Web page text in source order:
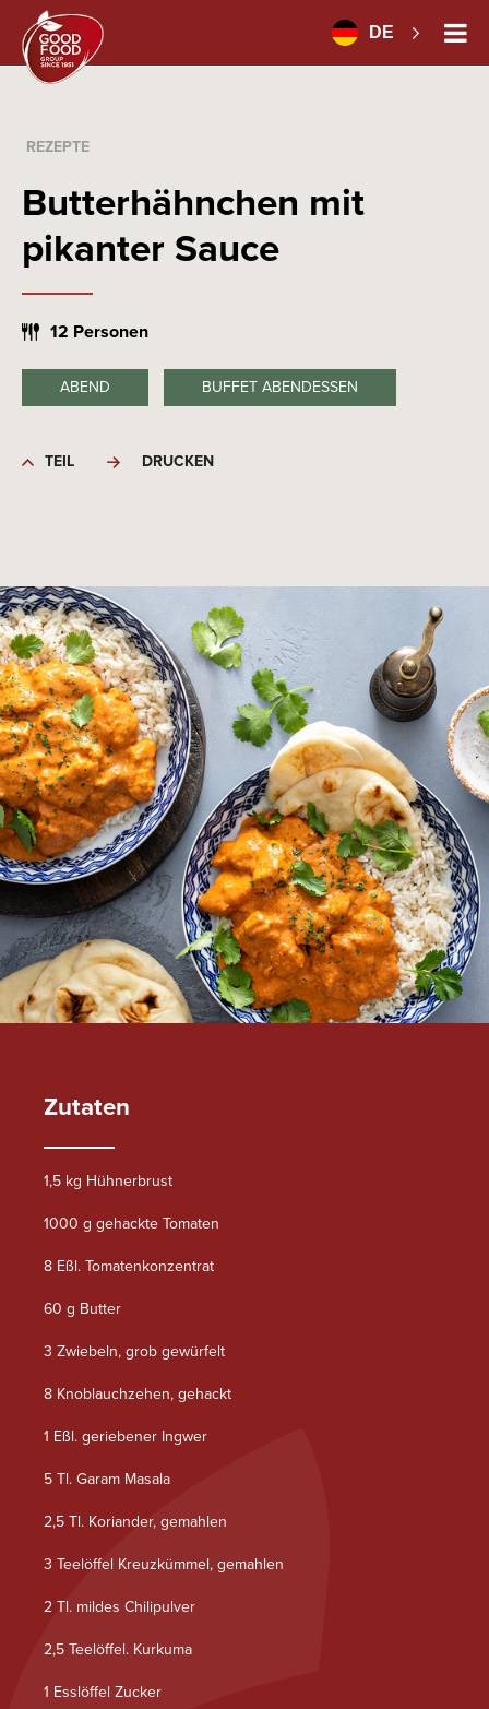
DE
REZEPTE
Butterhähnchen mit
pikanter Sauce
12 Personen
ABEND BUFFET ABENDESSEN
TEIL DRUCKEN
Zutaten
1,5 kg Hühnerbrust
1000 g gehackte Tomaten
8 Eßl. Tomatenkonzentrat
60 g Butter
3 Zwiebeln, grob gewürfelt
8 Knoblauchzehen, gehackt
1 Eßl. geriebener Ingwer
5 Tl. Garam Masala
2,5 Tl. Koriander, gemahlen
3 Teelöffel Kreuzkümmel, gemahlen
2 Tl. mildes Chilipulver
2,5 Teelöffel. Kurkuma
1 Esslöffel Zucker